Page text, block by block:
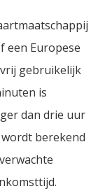
een Europese
gebruikelijk
is
dan drie uur
berekend